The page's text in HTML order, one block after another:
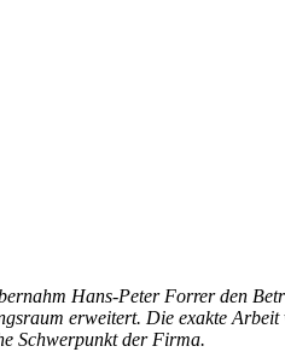
Hans-Peter Forrer den
erweitert. Die exakte
Schwerpunkt der Firma.